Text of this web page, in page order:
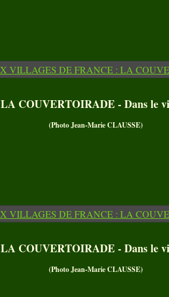
LA COUVERTOIRADE - Dans le
(Photo Jean-Marie CLAUSSE)
LA COUVERTOIRADE - Dans le
(Photo Jean-Marie CLAUSSE)